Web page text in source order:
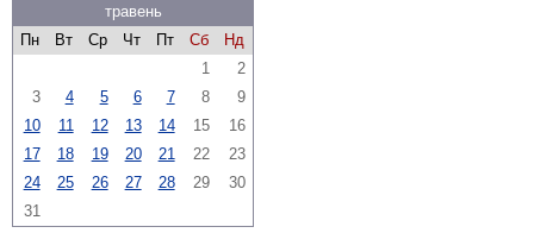
травень
Пн
Вт Ср Чт Пт Сб
Нд
1
2
3
4 5 6 7 8
9
10
11 12 13 14 15
16
17
18 19 20 21 22
23
24
25 26 27 28 29
30
31